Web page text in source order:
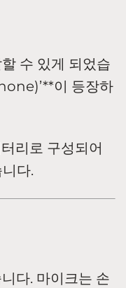
수 있게 되었습
이 등장하
리로 구성되어
다.
다. 마이크는 손